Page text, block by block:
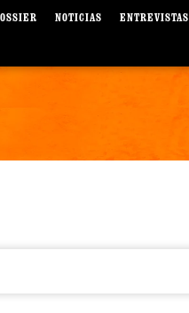
NOTICIAS ENTREVISTAS